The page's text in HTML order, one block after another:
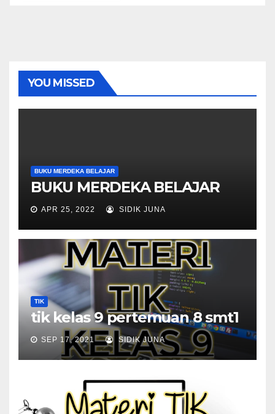
YOU MISSED
BUKU MERDEKA BELAJAR
BUKU MERDEKA BELAJAR
APR 25, 2022 SIDIK JUNA
TIK
tik kelas 9 pertemuan 8 smt1
SEP 17, 2021 SIDIK JUNA